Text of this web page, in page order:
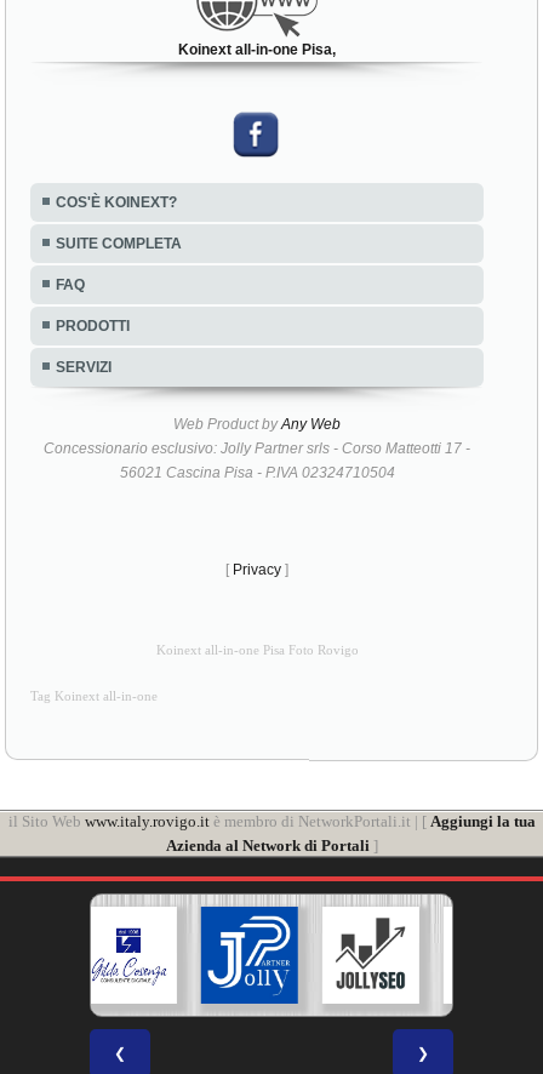
Koinext all-in-one Pisa,
COS'È KOINEXT?
SUITE COMPLETA
FAQ
PRODOTTI
SERVIZI
Web Product byAny Web
Concessionario esclusivo: Jolly Partner srls - Corso Matteotti 17 -
56021 Cascina Pisa - P.IVA 02324710504
[ Privacy ]
Koinext all-in-one Pisa Foto Rovigo
Tag Koinext all-in-one
il Sito Web www.italy.rovigo.itè membro di NetworkPortali.it | [ Aggiungi la tua
Azienda al Network di Portali ]
❮ ❯